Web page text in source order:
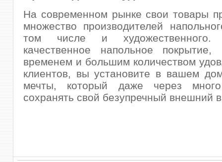
На современном рынке свои товары
множество производителей
том числе и художественного.
качественное напольное покрытие,
временем и большим количеством
клиентов, вы установите в вашем
мечты, который даже через
сохранять свой безупречный внешний